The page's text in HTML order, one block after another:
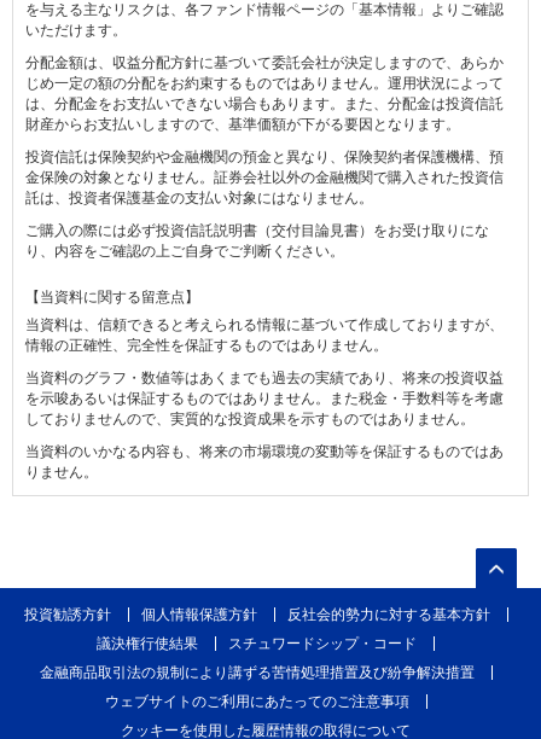
を与える主なリスクは、各ファンド情報ページの「基本情報」よりご確認
いただけます。
分配金額は、収益分配方針に基づいて委託会社が決定しますので、あらか
じめ一定の額の分配をお約束するものではありません。運用状況によって
は、分配金をお支払いできない場合もあります。また、分配金は投資信託
財産からお支払いしますので、基準価額が下がる要因となります。
投資信託は保険契約や金融機関の預金と異なり、保険契約者保護機構、預
金保険の対象となりません。証券会社以外の金融機関で購入された投資信
託は、投資者保護基金の支払い対象にはなりません。
ご購入の際には必ず投資信託説明書（交付目論見書）をお受け取りにな
り、内容をご確認の上ご自身でご判断ください。
【当資料に関する留意点】
当資料は、信頼できると考えられる情報に基づいて作成しておりますが、
情報の正確性、完全性を保証するものではありません。
当資料のグラフ・数値等はあくまでも過去の実績であり、将来の投資収益
を示唆あるいは保証するものではありません。また税金・手数料等を考慮
しておりませんので、実質的な投資成果を示すものではありません。
当資料のいかなる内容も、将来の市場環境の変動等を保証するものではあ
りません。
投資勧誘方針 個人情報保護方針
反社会的勢力に対する基本方針
議決権行使結果
スチュワードシップ・コード
金融商品取引法の規制により講ずる苦情処理措置及び紛争解決措置
ウェブサイトのご利用にあたってのご注意事項
クッキーを使用した履歴情報の取得について